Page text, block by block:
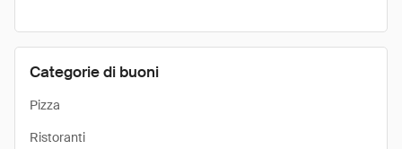
Categorie di buoni
Pizza
Ristoranti